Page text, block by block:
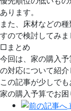
あります。
また、床材などの
すので検討してみま
□まとめ
今回は、家の購入
の対応について紹介
この記事が少しで
家の購入予算でお困